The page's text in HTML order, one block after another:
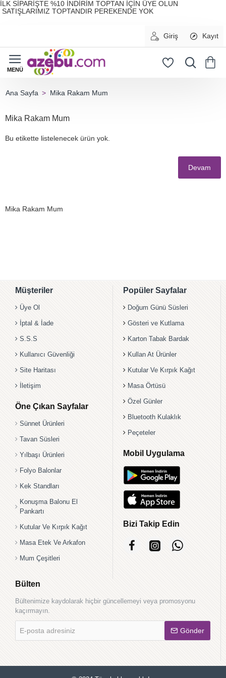
İLK SİPARİŞTE %10 İNDİRİM TOPTAN İÇİN ÜYE OLUN
SATIŞLARIMIZ TOPTANDIR PEREKENDE YOK
Giriş Kayıt
Mika Rakam Mum
Mika Rakam Mum
Mika Rakam Mum
Bu etikette listelenecek ürün yok.
Devam
Müşteriler
Üye Ol
İptal & İade
S.S.S
Kullanıcı Güvenliği
Site Haritası
İletişim
Öne Çıkan Sayfalar
Sünnet Ürünleri
Tavan Süsleri
Yılbaşı Ürünleri
Folyo Balonlar
Kek Standları
Konuşma Balonu El
Pankartı
Kutular Ve Kırpık Kağıt
Masa Etek Ve Arkafon
Mum Çeşitleri
Popüler Sayfalar
Doğum Günü Süsleri
Gösteri ve Kutlama
Karton Tabak Bardak
Kullan At Ürünler
Kutular Ve Kırpık Kağıt
Masa Örtüsü
Özel Günler
Bluetooth Kulaklık
Peçeteler
Mobil Uygulama
Bizi Takip Edin
Bülten
Bültenimize kaydolarak hiçbir güncellemeyi veya promosyonu
kaçırmayın.
posta
adresiniz
Gönder